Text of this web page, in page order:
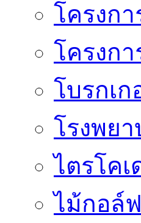
โครงก
โครงก
โบรกเก
โรงพย
ไตรโคเ
ไม้กอล์ฟ